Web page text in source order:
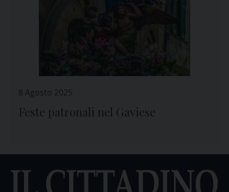
8 Agosto 2025
Feste patronali nel Gaviese